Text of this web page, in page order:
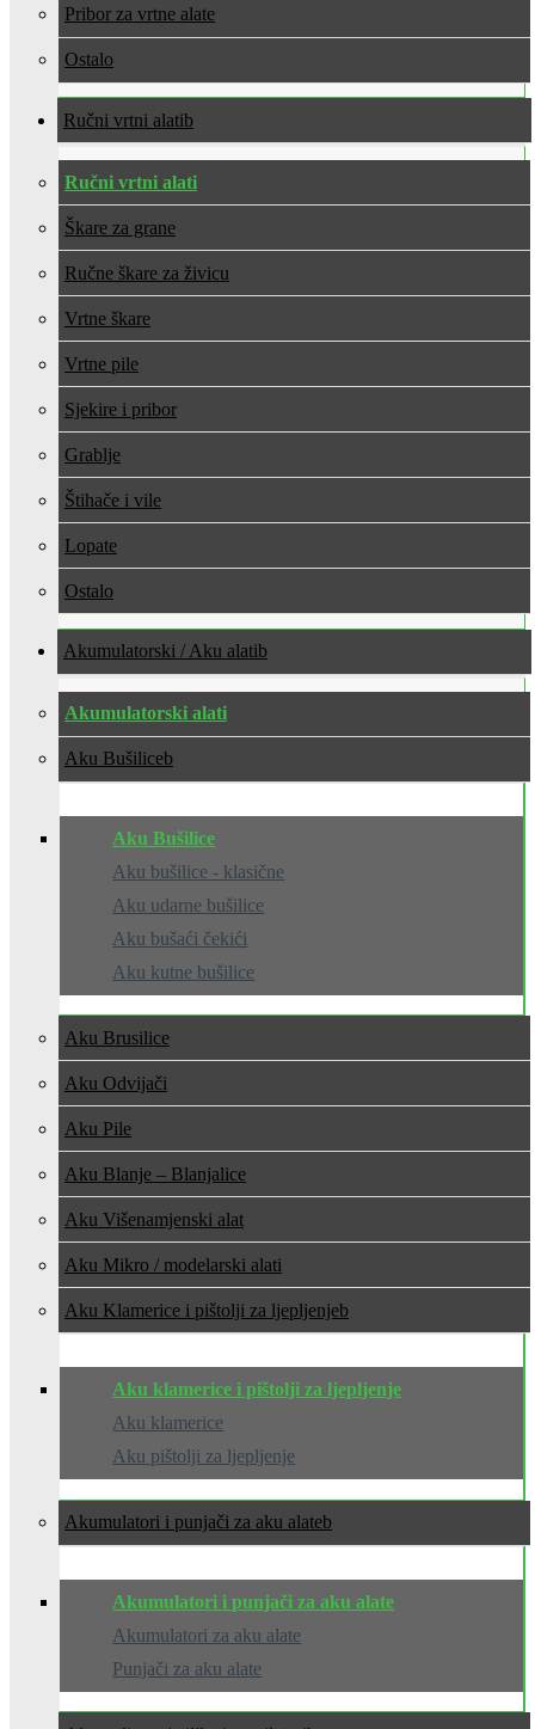
Pribor za vrtne alate
Ostalo
Ručni vrtni alati
Ručni vrtni alati
Škare za grane
Ručne škare za živicu
Vrtne škare
Vrtne pile
Sjekire i pribor
Grablje
Štihače i vile
Lopate
Ostalo
Akumulatorski / Aku alati
Akumulatorski alati
Aku Bušilice
Aku Bušilice
Aku bušilice - klasične
Aku udarne bušilice
Aku bušaći čekići
Aku kutne bušilice
Aku Brusilice
Aku Odvijači
Aku Pile
Aku Blanje – Blanjalice
Aku Višenamjenski alat
Aku Mikro / modelarski alati
Aku Klamerice i pištolji za ljepljenje
Aku klamerice i pištolji za ljepljenje
Aku klamerice
Aku pištolji za ljepljenje
Akumulatori i punjači za aku alate
Akumulatori i punjači za aku alate
Akumulatori za aku alate
Punjači za aku alate